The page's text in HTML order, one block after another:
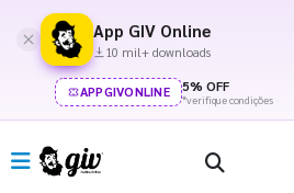
App GIV Online
10 mil+ downloads
APPGIVONLINE 5% OFF
*verifique condições